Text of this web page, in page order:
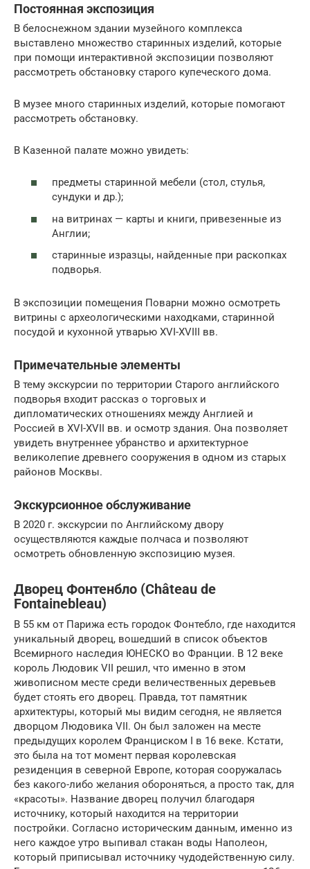
Постоянная экспозиция
В белоснежном здании музейного комплекса
выставлено множество старинных изделий, которые
при помощи интерактивной экспозиции позволяют
рассмотреть обстановку старого купеческого дома.
В музее много старинных изделий, которые помогают
рассмотреть обстановку.
В Казенной палате можно увидеть:
предметы старинной мебели (стол, стулья,
сундуки и др.);
на витринах — карты и книги, привезенные из
Англии;
старинные изразцы, найденные при раскопках
подворья.
В экспозиции помещения Поварни можно осмотреть
витрины с археологическими находками, старинной
посудой и кухонной утварью XVI-XVIII вв.
Примечательные элементы
В тему экскурсии по территории Старого английского
подворья входит рассказ о торговых и
дипломатических отношениях между Англией и
Россией в XVI-XVII вв. и осмотр здания. Она позволяет
увидеть внутреннее убранство и архитектурное
великолепие древнего сооружения в одном из старых
районов Москвы.
Экскурсионное обслуживание
В 2020 г. экскурсии по Английскому двору
осуществляются каждые полчаса и позволяют
осмотреть обновленную экспозицию музея.
Дворец Фонтенбло (Château de
Fontainebleau)
В 55 км от Парижа есть городок Фонтебло, где находится
уникальный дворец, вошедший в список объектов
Всемирного наследия ЮНЕСКО во Франции. В 12 веке
король Людовик VII решил, что именно в этом
живописном месте среди величественных деревьев
будет стоять его дворец. Правда, тот памятник
архитектуры, который мы видим сегодня, не является
дворцом Людовика VII. Он был заложен на месте
предыдущих королем Франциском I в 16 веке. Кстати,
это была на тот момент первая королевская
резиденция в северной Европе, которая сооружалась
без какого-либо желания обороняться, а просто так, для
«красоты». Название дворец получил благодаря
источнику, который находится на территории
постройки. Согласно историческим данным, именно из
него каждое утро выпивал стакан воды Наполеон,
который приписывал источнику чудодейственную силу.